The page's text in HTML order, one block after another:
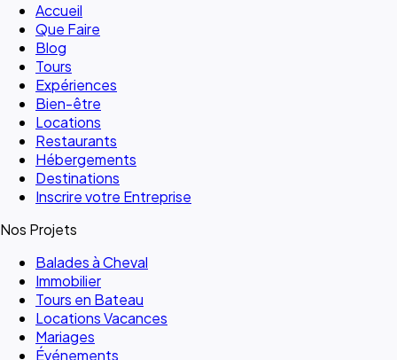
Accueil
Que Faire
Blog
Tours
Expériences
Bien-être
Locations
Restaurants
Hébergements
Destinations
Inscrire votre Entreprise
Nos Projets
Balades à Cheval
Immobilier
Tours en Bateau
Locations Vacances
Mariages
Événements